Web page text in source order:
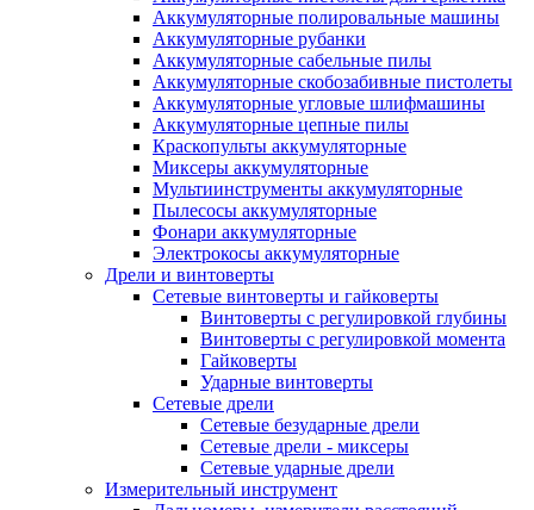
Аккумуляторные полировальные машины
Аккумуляторные рубанки
Аккумуляторные сабельные пилы
Аккумуляторные скобозабивные пистолеты
Аккумуляторные угловые шлифмашины
Аккумуляторные цепные пилы
Краскопульты аккумуляторные
Миксеры аккумуляторные
Мультиинструменты аккумуляторные
Пылесосы аккумуляторные
Фонари аккумуляторные
Электрокосы аккумуляторные
Дрели и винтоверты
Сетевые винтоверты и гайковерты
Винтоверты с регулировкой глубины
Винтоверты с регулировкой момента
Гайковерты
Ударные винтоверты
Сетевые дрели
Сетевые безударные дрели
Сетевые дрели - миксеры
Сетевые ударные дрели
Измерительный инструмент